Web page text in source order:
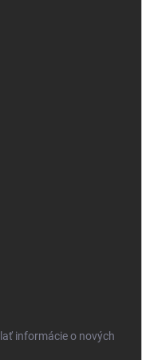
informácie o nových